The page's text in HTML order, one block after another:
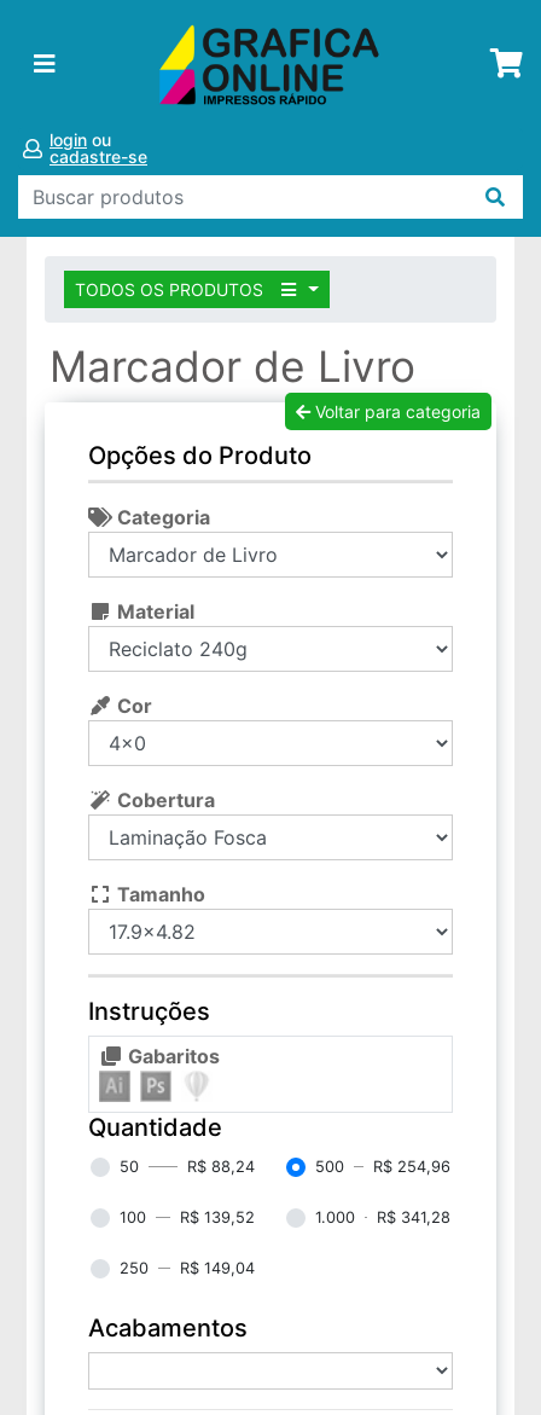
login ou
cadastre-se
TODOS OS PRODUTOS
Marcador de Livro
Voltar para categoria
Opções do Produto
Categoria
Material
Cor
Cobertura
Tamanho
Instruções
Gabaritos
Quantidade
50 R$ 88,24 500 R$ 254,96
100 R$ 139,52 1.000 R$ 341,28
250 R$ 149,04
Acabamentos